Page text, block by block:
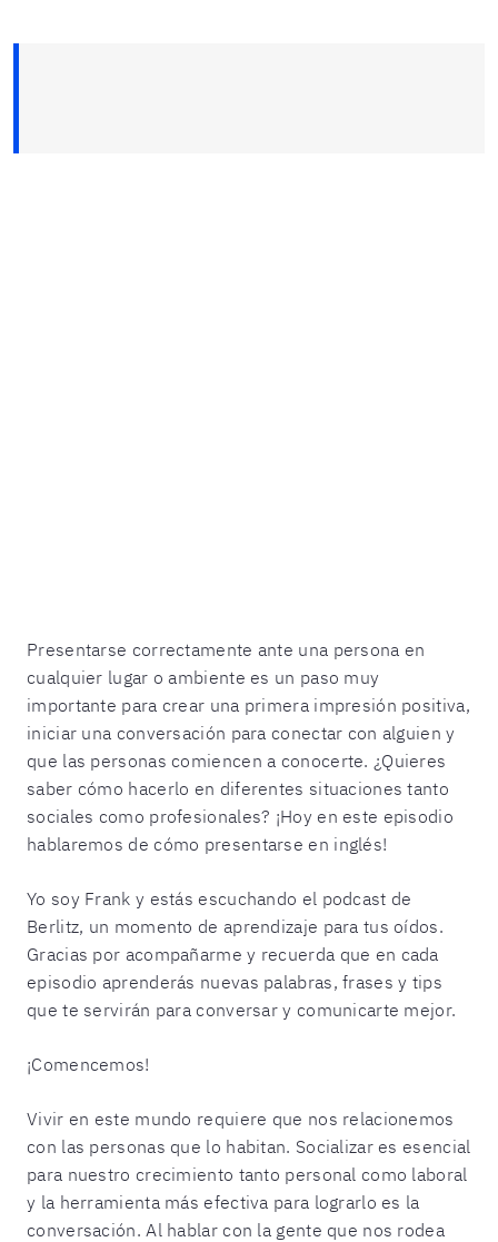
Presentarse correctamente ante una persona en
cualquier lugar o ambiente es un paso muy
importante para crear una primera impresión positiva,
iniciar una conversación para conectar con alguien y
que las personas comiencen a conocerte. ¿Quieres
saber cómo hacerlo en diferentes situaciones tanto
sociales como profesionales? ¡Hoy en este episodio
hablaremos de cómo presentarse en inglés!
Yo soy Frank y estás escuchando el podcast de
Berlitz, un momento de aprendizaje para tus oídos.
Gracias por acompañarme y recuerda que en cada
episodio aprenderás nuevas palabras, frases y tips
que te servirán para conversar y comunicarte mejor.
¡Comencemos!
Vivir en este mundo requiere que nos relacionemos
con las personas que lo habitan. Socializar es esencial
para nuestro crecimiento tanto personal como laboral
y la herramienta más efectiva para lograrlo es la
conversación. Al hablar con la gente que nos rodea